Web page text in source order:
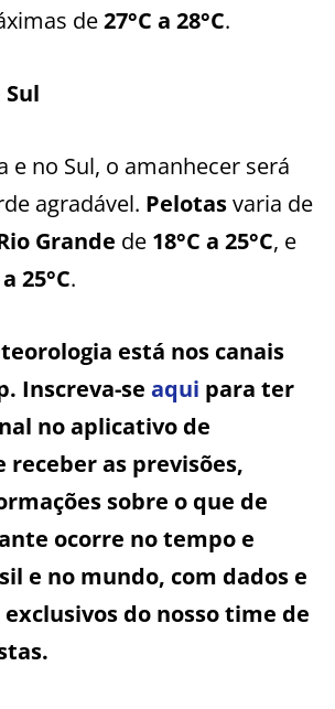
de27°C a 28°C.
e no Sul, o amanhecer será
agradável. Pelotasvaria de
Grande de 18°C a 25°C, e
25°C.
está nos canais
Inscreva-se aqui para ter
no aplicativo de
receber as previsões,
sobre o que de
ocorre no tempo e
e no mundo, com dados e
do nosso time de